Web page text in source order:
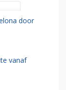
door
vanaf